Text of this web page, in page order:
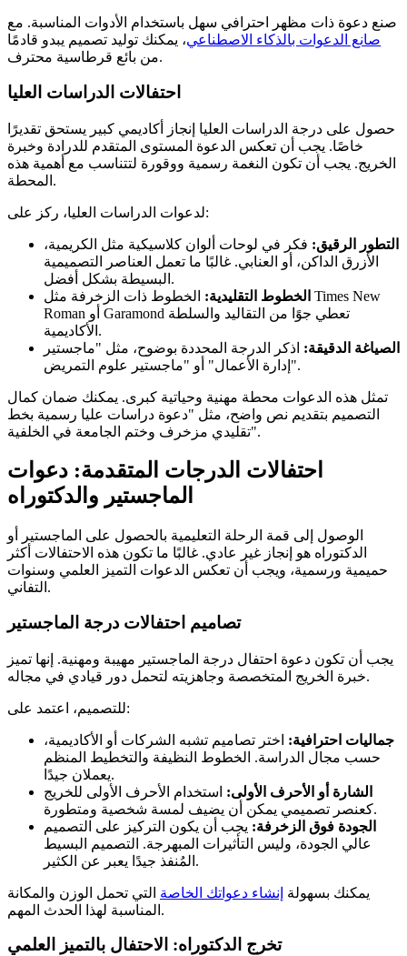
صنع دعوة ذات مظهر احترافي سهل باستخدام الأدوات المناسبة. مع
صانع الدعوات بالذكاء الاصطناعي، يمكنك توليد تصميم يبدو قادمًا
من بائع قرطاسية محترف.
احتفالات الدراسات العليا
حصول على درجة الدراسات العليا إنجاز أكاديمي كبير يستحق تقديرًا
خاصًا. يجب أن تعكس الدعوة المستوى المتقدم للدرادة وخبرة
الخريج. يجب أن تكون النغمة رسمية ووقورة لتتناسب مع أهمية هذه
المحطة.
لدعوات الدراسات العليا، ركز على:
التطور الرقيق: فكر في لوحات ألوان كلاسيكية مثل الكريمية،
الأزرق الداكن، أو العنابي. غالبًا ما تعمل العناصر التصميمية
البسيطة بشكل أفضل.
الخطوط التقليدية: الخطوط ذات الزخرفة مثل Times New
Roman أو Garamond تعطي جوًا من التقاليد والسلطة
الأكاديمية.
الصياغة الدقيقة: اذكر الدرجة المحددة بوضوح، مثل "ماجستير
إدارة الأعمال" أو "ماجستير علوم التمريض".
تمثل هذه الدعوات محطة مهنية وحياتية كبرى. يمكنك ضمان كمال
التصميم بتقديم نص واضح، مثل "دعوة دراسات عليا رسمية بخط
تقليدي مزخرف وختم الجامعة في الخلفية".
احتفالات الدرجات المتقدمة: دعوات
الماجستير والدكتوراه
الوصول إلى قمة الرحلة التعليمية بالحصول على الماجستير أو
الدكتوراه هو إنجاز غير عادي. غالبًا ما تكون هذه الاحتفالات أكثر
حميمية ورسمية، ويجب أن تعكس الدعوات التميز العلمي وسنوات
التفاني.
تصاميم احتفالات درجة الماجستير
يجب أن تكون دعوة احتفال درجة الماجستير مهيبة ومهنية. إنها تميز
خبرة الخريج المتخصصة وجاهزيته لتحمل دور قيادي في مجاله.
للتصميم، اعتمد على:
جماليات احترافية: اختر تصاميم تشبه الشركات أو الأكاديمية،
حسب مجال الدراسة. الخطوط النظيفة والتخطيط المنظم
يعملان جيدًا.
الشارة أو الأحرف الأولى: استخدام الأحرف الأولى للخريج
كعنصر تصميمي يمكن أن يضيف لمسة شخصية ومتطورة.
الجودة فوق الزخرفة: يجب أن يكون التركيز على التصميم
عالي الجودة، وليس التأثيرات المبهرجة. التصميم البسيط
المُنفذ جيدًا يعبر عن الكثير.
يمكنك بسهولة إنشاء دعواتك الخاصة التي تحمل الوزن والمكانة
المناسبة لهذا الحدث المهم.
تخرج الدكتوراه: الاحتفال بالتميز العلمي